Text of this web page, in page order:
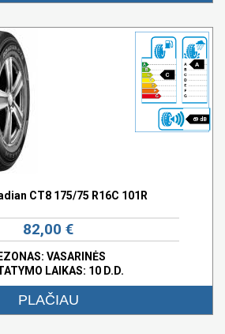
C
A
69 dB
CT8 175/75 R16C 101R
82,00 €
VASARINĖS
LAIKAS: 10 D.D.
PLAČIAU